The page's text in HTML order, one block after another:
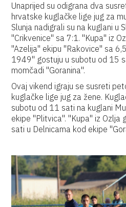
Unaprijed su odigrana dva
hrvatske kuglačke lige jug za
Slunja nadigrali su na kuglani u
"Crikvenice" sa 7:1. "Kupa" iz
"Azelija" ekipu "Rakovice" sa
1949" gostuju u subotu od 15
momčadi "Goranina".
Ovaj vikend igraju se susreti
kuglačke lige jug za žene.
subotu od 11 sati na kuglani
ekipe "Plitvica". "Kupa" iz Ozlja
sati u Delnicama kod ekipe